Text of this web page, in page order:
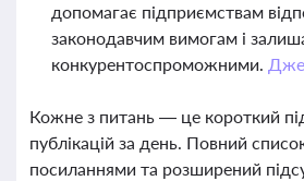
допомагає підприємствам
законодавчим вимогам і
конкурентоспроможними.
Кожне з питань — це короткий
публікацій за день. Повний
посиланнями та розширений